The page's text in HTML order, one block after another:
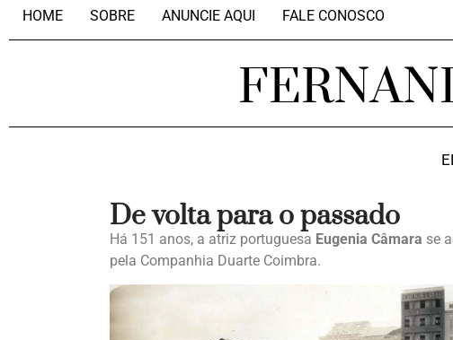
HOME SOBRE ANUNCIE AQUI FALE CONOSCO
De volta para o passado
Há 151 anos, a atriz portuguesa Eugenia Câmara se
pela Companhia Duarte Coimbra.